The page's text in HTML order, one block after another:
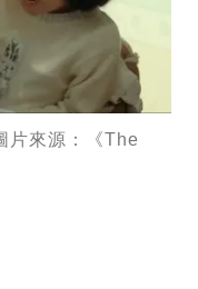
片來源：《The